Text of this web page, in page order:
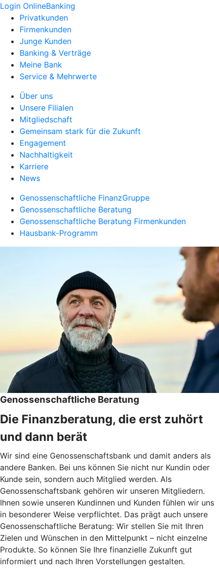
Login OnlineBanking
Privatkunden
Firmenkunden
Junge Kunden
Banking & Verträge
Meine Bank
Service & Mehrwerte
Über uns
Unsere Filialen
Mitgliedschaft
Gemeinsam stark für die Zukunft
Engagement
Nachhaltigkeit
Karriere
News
Genossenschaftliche FinanzGruppe
Genossenschaftliche Beratung
Genossenschaftliche Beratung Firmenkunden
Hausbank-Programm
Genossenschaftliche Beratung
Die Finanzberatung, die erst zuhört
und dann berät
Wir sind eine Genossenschaftsbank und damit anders als
andere Banken. Bei uns können Sie nicht nur Kundin oder
Kunde sein, sondern auch Mitglied werden. Als
Genossenschaftsbank gehören wir unseren Mitgliedern.
Ihnen sowie unseren Kundinnen und Kunden fühlen wir uns
in besonderer Weise verpflichtet. Das prägt auch unsere
Genossenschaftliche Beratung: Wir stellen Sie mit Ihren
Zielen und Wünschen in den Mittelpunkt – nicht einzelne
Produkte. So können Sie Ihre finanzielle Zukunft gut
informiert und nach Ihren Vorstellungen gestalten.